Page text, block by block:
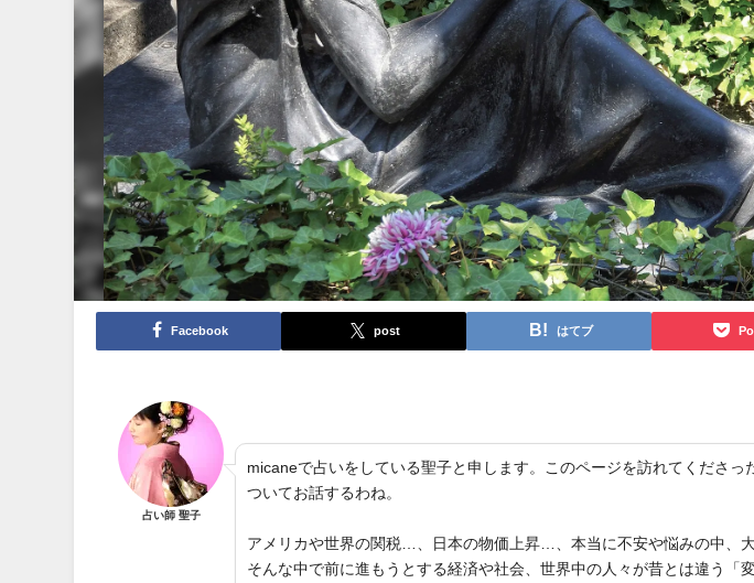
Facebook post はてブ
占い師 聖子
micaneで占いをしている聖子と申します。このページを訪れてくださっ
ついてお話するわね。
アメリカや世界の関税…、日本の物価上昇…、本当に不安や悩みの中、
そんな中で前に進もうとする経済や社会、世界中の人々が昔とは違う「